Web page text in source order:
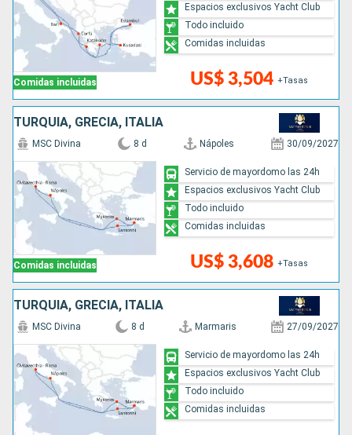
Comidas incluidas US$ 3,504 +Tasas
Espacios exclusivos Yacht Club
Todo incluido
Comidas incluidas
TURQUÍA, GRECIA, ITALIA
Comidas incluidas
MSC Divina 8 d Nápoles 30/09/2027
US$ 3,608 +Tasas
Servicio de mayordomo las 24h
Espacios exclusivos Yacht Club
Todo incluido
Comidas incluidas
TURQUÍA, GRECIA, ITALIA
MSC Divina 8 d Marmaris 27/09/2027
Servicio de mayordomo las 24h
Espacios exclusivos Yacht Club
Todo incluido
Comidas incluidas